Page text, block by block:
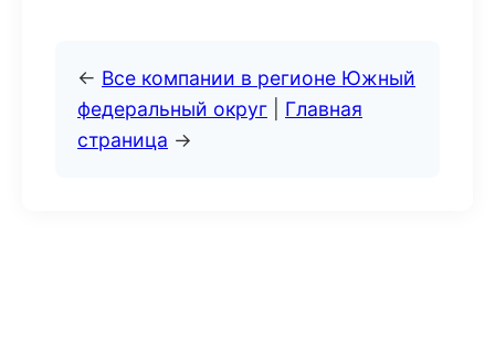
← Все компании в регионе Южный
федеральный округ
Главная
страница →